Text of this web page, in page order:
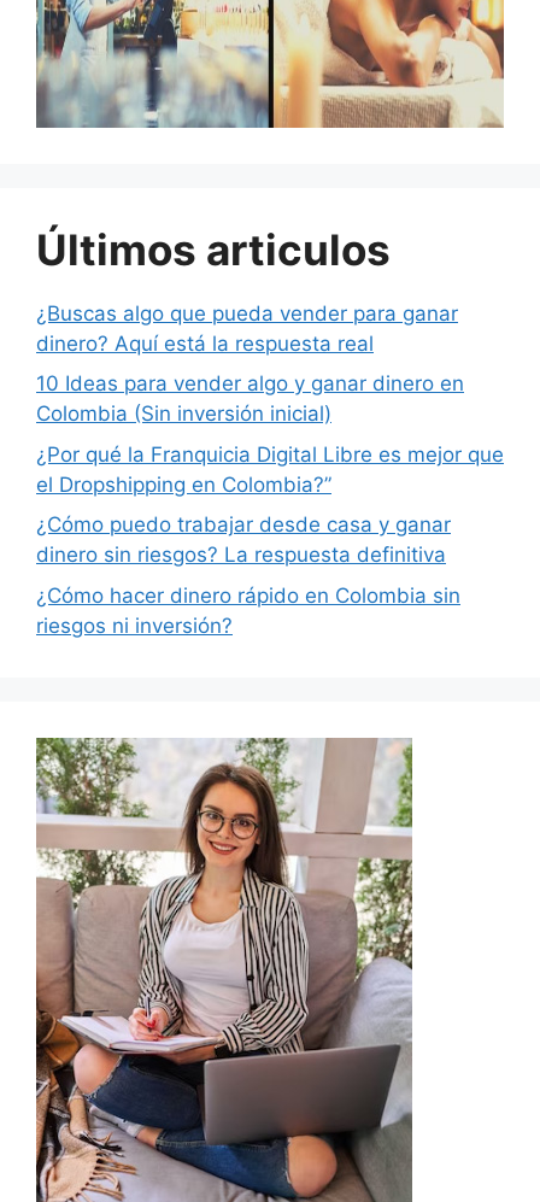
Últimos articulos
¿Buscas algo que pueda vender para ganar
dinero? Aquí está la respuesta real
10 Ideas para vender algo y ganar dinero en
Colombia (Sin inversión inicial)
¿Por qué la Franquicia Digital Libre es mejor que
el Dropshipping en Colombia?”
¿Cómo puedo trabajar desde casa y ganar
dinero sin riesgos? La respuesta definitiva
¿Cómo hacer dinero rápido en Colombia sin
riesgos ni inversión?